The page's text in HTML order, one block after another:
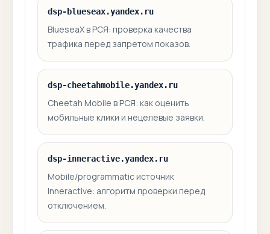
dsp-blueseax.yandex.ru
BlueseaX в РСЯ: проверка качества
трафика перед запретом показов.
dsp-cheetahmobile.yandex.ru
Cheetah Mobile в РСЯ: как оценить
мобильные клики и нецелевые заявки.
dsp-inneractive.yandex.ru
Mobile/programmatic источник
Inneractive: алгоритм проверки перед
отключением.